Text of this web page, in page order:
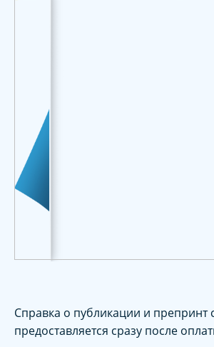
Справка о публикации и препринт
предоставляется сразу после